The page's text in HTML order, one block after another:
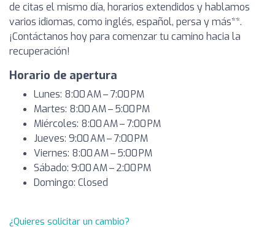
de citas el mismo día, horarios extendidos y hablamos
varios idiomas, como inglés, español, persa y más**.
¡Contáctanos hoy para comenzar tu camino hacia la
recuperación!
Horario de apertura
Lunes: 8:00 AM – 7:00 PM
Martes: 8:00 AM – 5:00 PM
Miércoles: 8:00 AM – 7:00 PM
Jueves: 9:00 AM – 7:00 PM
Viernes: 8:00 AM – 5:00 PM
Sábado: 9:00 AM – 2:00 PM
Domingo: Closed
¿Quieres solicitar un cambio?